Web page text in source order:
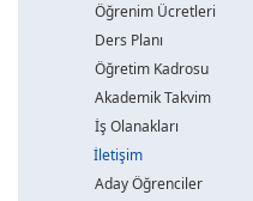
Öğrenim Ücretleri
Ders Planı
Öğretim Kadrosu
Akademik Takvim
İş Olanakları
İletişim
Aday Öğrenciler